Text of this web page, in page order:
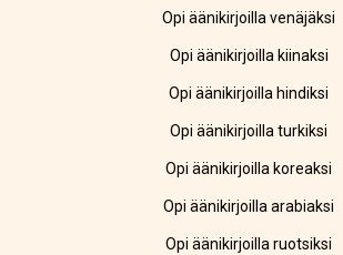
Opi äänikirjoilla venäjäksi
Opi äänikirjoilla kiinaksi
Opi äänikirjoilla hindiksi
Opi äänikirjoilla turkiksi
Opi äänikirjoilla koreaksi
Opi äänikirjoilla arabiaksi
Opi äänikirjoilla ruotsiksi